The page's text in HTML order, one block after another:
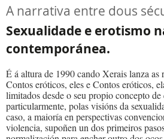
A narrativa entre dous
Sexualidade e erotismo
contemporánea.
É á altura de 1990 cando Xerais lanza as
Contos eróticos, eles e Contos eróticos,
limitados desde o seu propio concepto
particularmente, polas visións da
caso, a maioría en perspectivas
violencia, supoñen un dos primeiros